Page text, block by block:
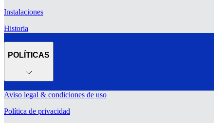
Instalaciones
Historia
POLÍTICAS
Aviso legal & condiciones de uso
Política de privacidad